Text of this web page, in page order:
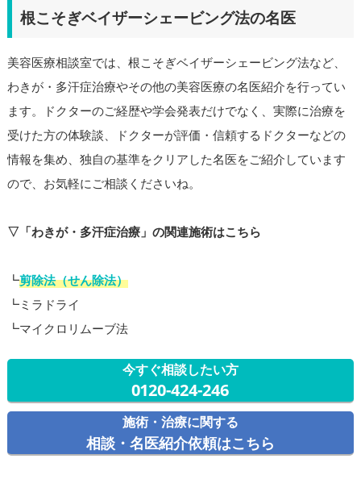
根こそぎベイザーシェービング法の名医
美容医療相談室では、根こそぎベイザーシェービング法など、
わきが・多汗症治療やその他の美容医療の名医紹介を行ってい
ます。ドクターのご経歴や学会発表だけでなく、実際に治療を
受けた方の体験談、ドクターが評価・信頼するドクターなどの
情報を集め、独自の基準をクリアした名医をご紹介しています
ので、お気軽にご相談くださいね。
▽「わきが・多汗症治療」の関連施術はこちら
┗剪除法（せん除法）
┗ミラドライ
┗マイクロリムーブ法
今すぐ相談したい方
0120-424-246
施術・治療に関する
相談・名医紹介依頼はこちら